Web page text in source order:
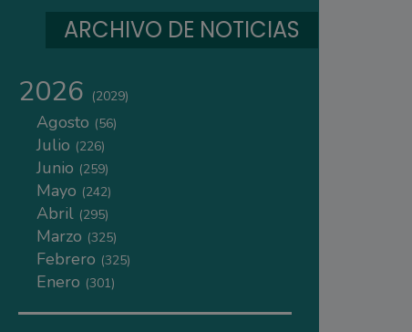
ARCHIVO DE NOTICIAS
2026 (2029)
Agosto (56)
Julio (226)
Junio (259)
Mayo (242)
Abril (295)
Marzo (325)
Febrero (325)
Enero (301)